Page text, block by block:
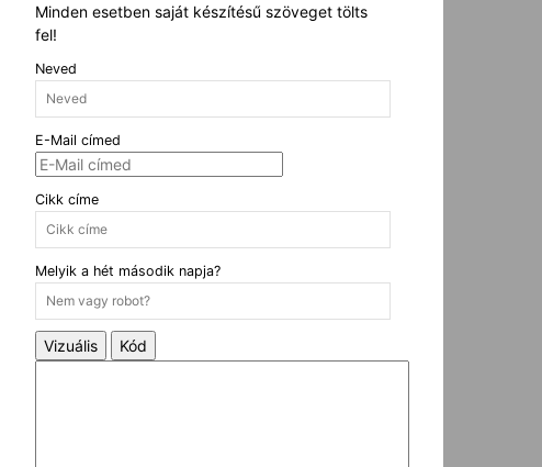
Minden esetben saját készítésű szöveget tölts
fel!
Neved
E-Mail címed
Cikk címe
Melyik a hét második napja?
Vizuális Kód